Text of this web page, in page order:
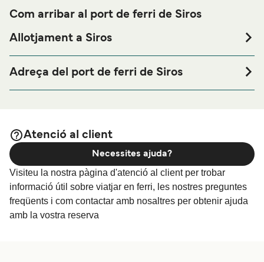
Com arribar al port de ferri de Siros
Allotjament a Siros
prop del port de ferri de Siros o busques allotjament durant
tota la teva estada, visita la nostra pàgina de
Adreça del port de ferri de Siros
Atenció al client
Visiteu la nostra pàgina d'atenció al client per trobar
informació útil sobre viatjar en ferri, les nostres preguntes
freqüents i com contactar amb nosaltres per obtenir ajuda
amb la vostra reserva
Necessites ajuda?